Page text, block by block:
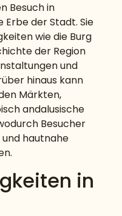
Besuch in
Erbe der Stadt. Sie
wie die Burg
der Region
und
hinaus kann
Märkten,
andalusische
Besucher
hautnahe
in